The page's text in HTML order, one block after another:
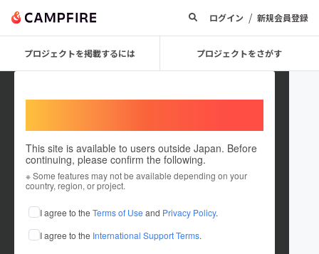
ログイン / 新規会員登録
プロジェクトを掲載するには プロジェクトをさがす
This site is available to users outside Japan. Before
continuing, please confirm the following.
※ Some features may not be available depending on your
country, region, or project.
I agree to the Terms of Use and Privacy Policy.
I agree to the International Support Terms.
satoshibird
これまでに1件のプロジェクトを投稿しています
在住国：未設定